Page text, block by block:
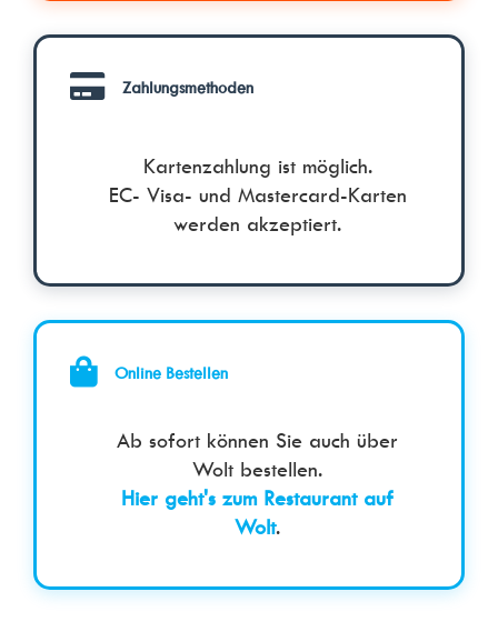
Zahlungsmethoden
Kartenzahlung ist möglich.
EC- Visa- und Mastercard-Karten
werden akzeptiert.
Online Bestellen
Ab sofort können Sie auch über
Wolt bestellen.
Hier geht's zum Restaurant auf
Wolt.